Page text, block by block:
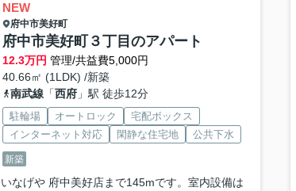
NEW
府中市美好町
府中市美好町３丁目のアパート
12.3万円 管理/共益費5,000円
40.66㎡ (1LDK) /新築
南武線「西府」駅 徒歩12分
駐輪場 オートロック
宅配ボックス
インターネット対応
閑静な住宅地 公共下水
新築
いなげや 府中美好店まで145mです。室内設備は